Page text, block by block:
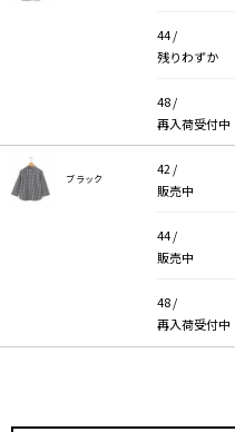
44 /
残りわずか
48 /
再入荷受付中
ブラック
42 /
販売中
44 /
販売中
48 /
再入荷受付中